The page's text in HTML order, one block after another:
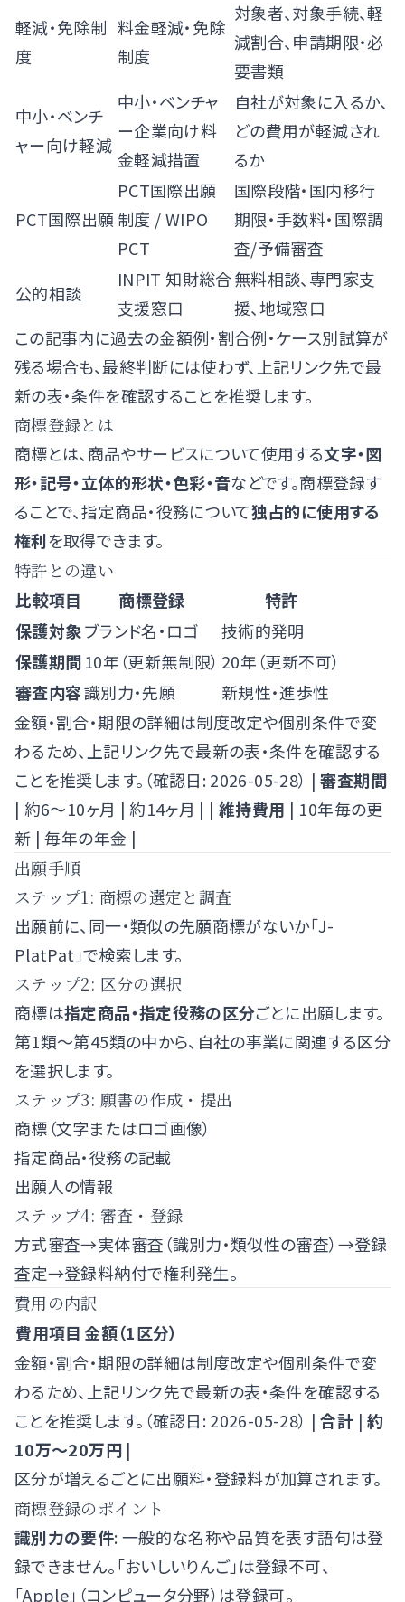
軽減・免除制
度
料金軽減・免除
制度
対象者、対象手続、軽
減割合、申請期限・必
要書類
中小・ベンチ
ャー向け軽減
中小・ベンチャ
ー企業向け料
金軽減措置
自社が対象に入るか、
どの費用が軽減され
るか
PCT国際出願
PCT国際出願
制度 /WIPO
PCT
国際段階・国内移行
期限・手数料・国際調
査/予備審査
公的相談
INPIT 知財総合
支援窓口
無料相談、専門家支
援、地域窓口
この記事内に過去の金額例・割合例・ケース別試算が
残る場合も、最終判断には使わず、上記リンク先で最
新の表・条件を確認することを推奨します。
商標登録とは
商標とは、商品やサービスについて使用する文字・図
形・記号・立体的形状・色彩・音などです。商標登録す
ることで、指定商品・役務について独占的に使用する
権利を取得できます。
特許との違い
比較項目
商標登録
特許
保護対象ブランド名・ロゴ
技術的発明
保護期間10年（更新無制限） 20年（更新不可）
審査内容識別力・先願
新規性・進歩性
金額・割合・期限の詳細は制度改定や個別条件で変
わるため、上記リンク先で最新の表・条件を確認する
ことを推奨します。（確認日: 2026-05-28） |審査期間
| 約6〜10ヶ月 | 約14ヶ月 | | 維持費用 | 10年毎の更
新 | 毎年の年金 |
出願手順
ステップ1: 商標の選定と調査
出願前に、同一・類似の先願商標がないか「J-
PlatPat」で検索します。
ステップ2: 区分の選択
商標は指定商品・指定役務の区分ごとに出願します。
第1類〜第45類の中から、自社の事業に関連する区分
を選択します。
ステップ3: 願書の作成・提出
商標（文字またはロゴ画像）
指定商品・役務の記載
出願人の情報
ステップ4: 審査・登録
方式審査→実体審査（識別力・類似性の審査）→登録
査定→登録料納付で権利発生。
費用の内訳
費用項目 金額（1区分）
金額・割合・期限の詳細は制度改定や個別条件で変
わるため、上記リンク先で最新の表・条件を確認する
ことを推奨します。（確認日: 2026-05-28） |合計 |約
10万〜20万円|
区分が増えるごとに出願料・登録料が加算されます。
商標登録のポイント
識別力の要件: 一般的な名称や品質を表す語句は登
録できません。「おいしいりんご」は登録不可、
「Apple」（コンピュータ分野）は登録可。